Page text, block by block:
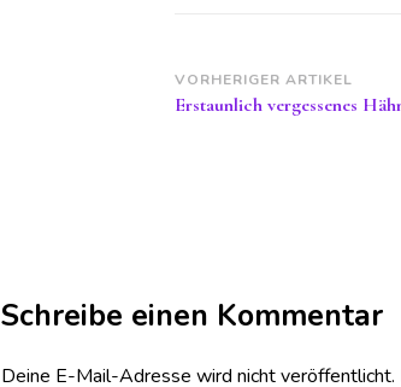
VORHERIGER ARTIKEL
Erstaunlich vergessenes
Schreibe einen Kommentar
Deine E-Mail-Adresse wird nicht veröffentlicht.